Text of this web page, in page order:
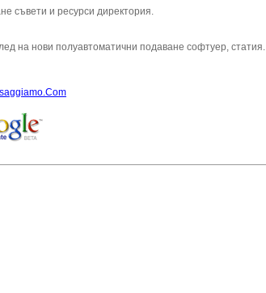
съвети и ресурси директория.
на нови полуавтоматични подаване софтуер, статия.